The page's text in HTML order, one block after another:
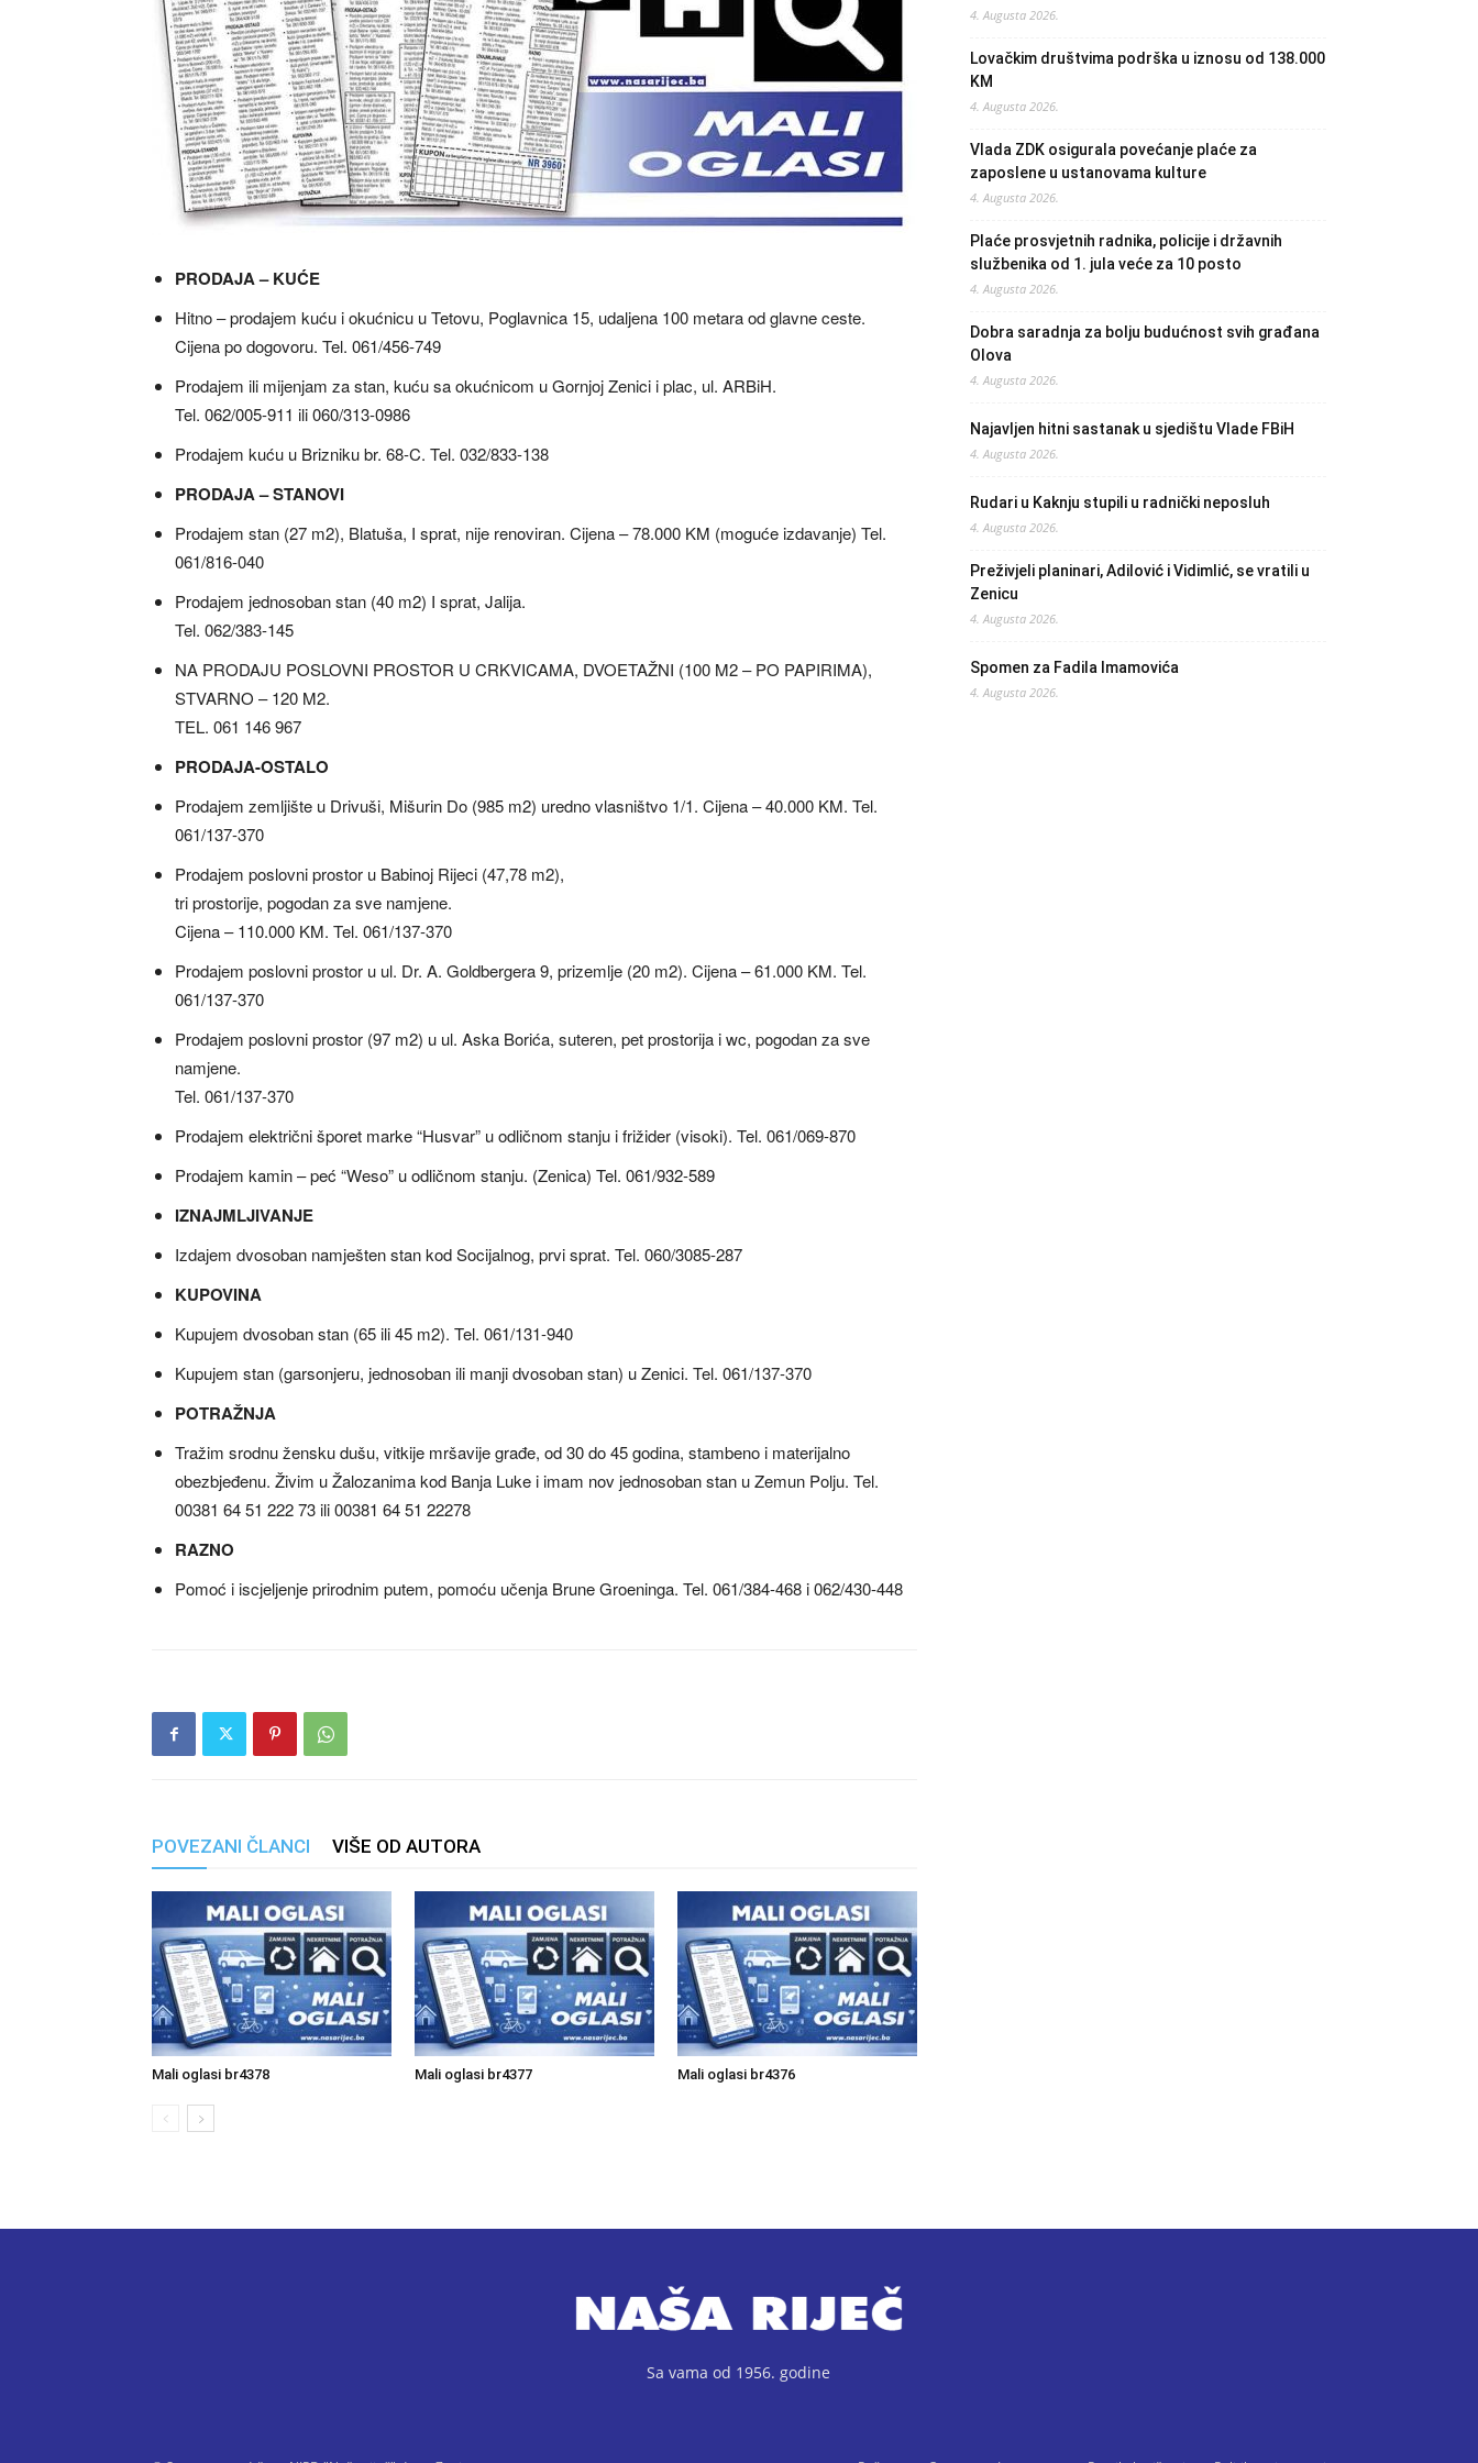
PRODAJA – KUĆE
Hitno – prodajem kuću i okućnicu u Tetovu, Poglavnica 15, udaljena 100 metara od glavne ceste.
Cijena po dogovoru. Tel. 061/456-749
Prodajem ili mijenjam za stan, kuću sa okućnicom u Gornjoj Zenici i plac, ul. ARBiH.
Tel. 062/005-911 ili 060/313-0986
Prodajem kuću u Brizniku br. 68-C. Tel. 032/833-138
PRODAJA – STANOVI
Prodajem stan (27 m2), Blatuša, I sprat, nije renoviran. Cijena – 78.000 KM (moguće izdavanje) Tel.
061/816-040
Prodajem jednosoban stan (40 m2) I sprat, Jalija.
Tel. 062/383-145
NA PRODAJU POSLOVNI PROSTOR U CRKVICAMA, DVOETAŽNI (100 M2 – PO PAPIRIMA),
STVARNO – 120 M2.
TEL. 061 146 967
PRODAJA-OSTALO
Prodajem zemljište u Drivuši, Mišurin Do (985 m2) uredno vlasništvo 1/1. Cijena – 40.000 KM. Tel.
061/137-370
Prodajem poslovni prostor u Babinoj Rijeci (47,78 m2),
tri prostorije, pogodan za sve namjene.
Cijena – 110.000 KM. Tel. 061/137-370
Prodajem poslovni prostor u ul. Dr. A. Goldbergera 9, prizemlje (20 m2). Cijena – 61.000 KM. Tel.
061/137-370
Prodajem poslovni prostor (97 m2) u ul. Aska Borića, suteren, pet prostorija i wc, pogodan za sve
namjene.
Tel. 061/137-370
Prodajem električni šporet marke “Husvar” u odličnom stanju i frižider (visoki). Tel. 061/069-870
Prodajem kamin – peć “Weso” u odličnom stanju. (Zenica) Tel. 061/932-589
IZNAJMLJIVANJE
Izdajem dvosoban namješten stan kod Socijalnog, prvi sprat. Tel. 060/3085-287
KUPOVINA
Kupujem dvosoban stan (65 ili 45 m2). Tel. 061/131-940
Kupujem stan (garsonjeru, jednosoban ili manji dvosoban stan) u Zenici. Tel. 061/137-370
POTRAŽNJA
Tražim srodnu žensku dušu, vitkije mršavije građe, od 30 do 45 godina, stambeno i materijalno
obezbjeđenu. Živim u Žalozanima kod Banja Luke i imam nov jednosoban stan u Zemun Polju. Tel.
00381 64 51 222 73 ili 00381 64 51 22278
RAZNO
Pomoć i iscjeljenje prirodnim putem, pomoću učenja Brune Groeninga. Tel. 061/384-468 i 062/430-448
POVEZANI ČLANCI VIŠE OD AUTORA
Mali oglasi br4378 Mali oglasi br4377 Mali oglasi br4376
4. Augusta 2026.
Lovačkim društvima podrška u iznosu od 138.000
KM
4. Augusta 2026.
Vlada ZDK osigurala povećanje plaće za
zaposlene u ustanovama kulture
4. Augusta 2026.
Plaće prosvjetnih radnika, policije i državnih
službenika od 1. jula veće za 10 posto
4. Augusta 2026.
Dobra saradnja za bolju budućnost svih građana
Olova
4. Augusta 2026.
Najavljen hitni sastanak u sjedištu Vlade FBiH
4. Augusta 2026.
Rudari u Kaknju stupili u radnički neposluh
4. Augusta 2026.
Preživjeli planinari, Adilović i Vidimlić, se vratili u
Zenicu
4. Augusta 2026.
Spomen za Fadila Imamovića
4. Augusta 2026.
Sa vama od 1956. godine